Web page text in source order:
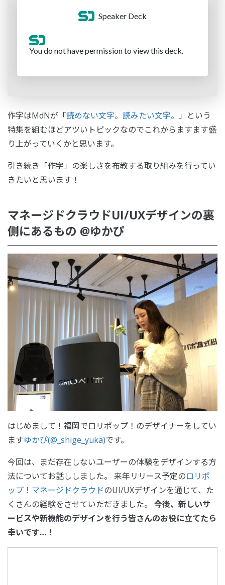
作字はMdNが「読めない文字。読みたい文字。 」という
特集を組むほどアツいトピックなのでこれからますます盛
り上がっていくかと思います。
引き続き「作字」の楽しさを布教する取り組みを行ってい
きたいと思います！
マネージドクラウドUI/UXデザインの裏
側にあるもの @ゆかぴ
はじめまして！福岡でロリポップ！のデザイナーをしてい
ますゆかぴ(@_shige_yuka)です。
今回は、まだ存在しないユーザーの体験をデザインする方
法についてお話ししました。 来年リリース予定のロリポ
ップ！マネージドクラウドのUI/UXデザインを通じて、た
くさんの経験をさせていただきました。 今後、新しいサ
ービスや新機能のデザインを行う皆さんのお役に立てたら
幸いです…！